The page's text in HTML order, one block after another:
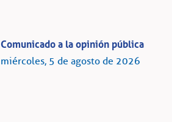
Comunicado a la opinión pública
miércoles, 5 de agosto de 2026